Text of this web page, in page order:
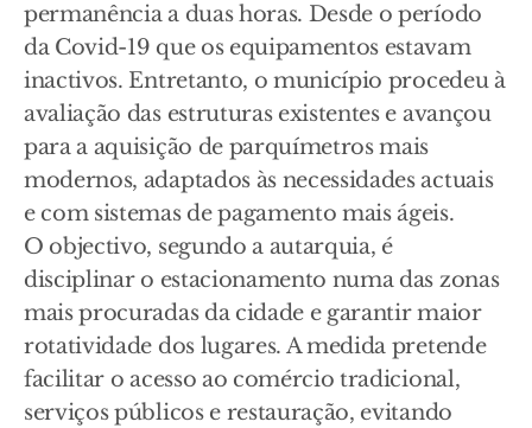
permanência a duas horas. Desde o período
da Covid-19 que os equipamentos estavam
inactivos. Entretanto, o município procedeu à
avaliação das estruturas existentes e avançou
para a aquisição de parquímetros mais
modernos, adaptados às necessidades actuais
e com sistemas de pagamento mais ágeis.
O objectivo, segundo a autarquia, é
disciplinar o estacionamento numa das zonas
mais procuradas da cidade e garantir maior
rotatividade dos lugares. A medida pretende
facilitar o acesso ao comércio tradicional,
serviços públicos e restauração, evitando